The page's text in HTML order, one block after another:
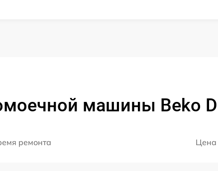
машины Beko
ремонта Цена